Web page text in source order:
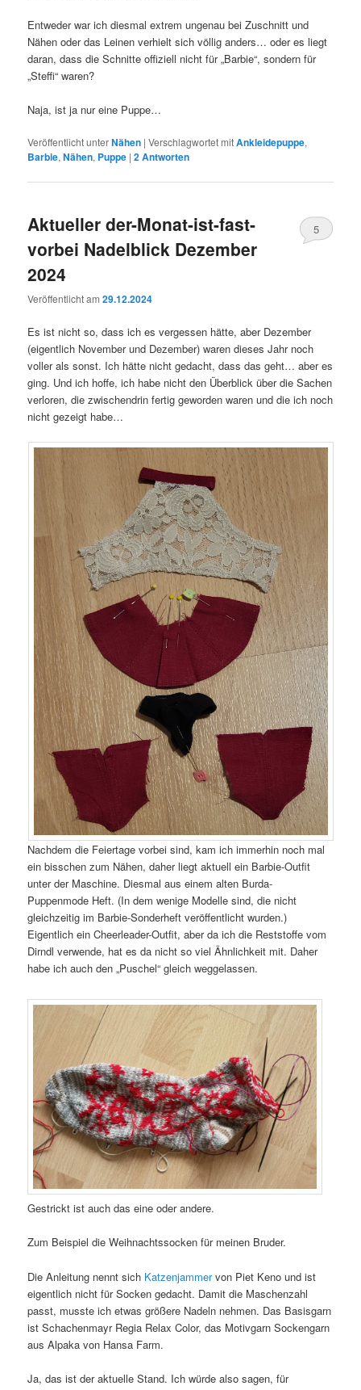
Entweder war ich diesmal extrem ungenau bei Zuschnitt und
Nähen oder das Leinen verhielt sich völlig anders… oder es liegt
daran, dass die Schnitte offiziell nicht für „Barbie“, sondern für
„Steffi“ waren?
Naja, ist ja nur eine Puppe…
Veröffentlicht unterNähen |Verschlagwortet mitAnkleidepuppe,
Barbie,Nähen, Puppe |2Antworten
Aktueller der-Monat-ist-fast-
vorbei Nadelblick Dezember
2024
Veröffentlicht am29.12.2024
5
Es ist nicht so, dass ich es vergessen hätte, aber Dezember
(eigentlich November und Dezember) waren dieses Jahr noch
voller als sonst. Ich hätte nicht gedacht, dass das geht… aber es
ging. Und ich hoffe, ich habe nicht den Überblick über die Sachen
verloren, die zwischendrin fertig geworden waren und die ich noch
nicht gezeigt habe…
Nachdem die Feiertage vorbei sind, kam ich immerhin noch mal
ein bisschen zum Nähen, daher liegt aktuell ein Barbie-Outfit
unter der Maschine. Diesmal aus einem alten Burda-
Puppenmode Heft. (In dem wenige Modelle sind, die nicht
gleichzeitig im Barbie-Sonderheft veröffentlicht wurden.)
Eigentlich ein Cheerleader-Outfit, aber da ich die Reststoffe vom
Dirndl verwende, hat es da nicht so viel Ähnlichkeit mit. Daher
habe ich auch den „Puschel“ gleich weggelassen.
Gestrickt ist auch das eine oder andere.
Zum Beispiel die Weihnachtssocken für meinen Bruder.
Die Anleitung nennt sich Katzenjammervon Piet Keno und ist
eigentlich nicht für Socken gedacht. Damit die Maschenzahl
passt, musste ich etwas größere Nadeln nehmen. Das Basisgarn
ist Schachenmayr Regia Relax Color, das Motivgarn Sockengarn
aus Alpaka von Hansa Farm.
Ja, das ist der aktuelle Stand. Ich würde also sagen, für